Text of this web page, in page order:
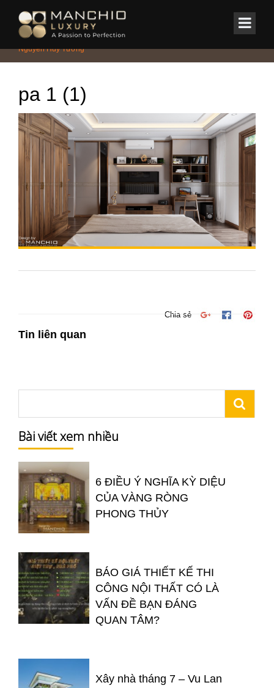
Home/Nhà phố/Thiết kế và Thi công nội thất Nhà Phố lô liền kề
Nguyễn Huy Tưởng
pa 1 (1)
Chia sẻ
Tin liên quan
Bài viết xem nhiều
6 ĐIỀU Ý NGHĨA KỲ DIỆU
CỦA VÀNG RÒNG
PHONG THỦY
BÁO GIÁ THIẾT KẾ THI
CÔNG NỘI THẤT CÓ LÀ
VẤN ĐỀ BẠN ĐÁNG
QUAN TÂM?
Xây nhà tháng 7 – Vu Lan